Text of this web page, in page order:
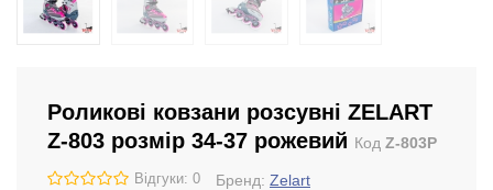
Роликові ковзани розсувні ZELART
Z-803 розмір 34-37 рожевий Код Z-803P
Відгуки: 0 Бренд: Zelart